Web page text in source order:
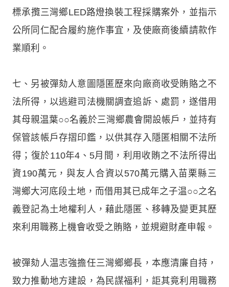
標承攬三灣鄉LED路燈換裝工程採購案外，並指示
公所同仁配合履約施作事宜，及使廠商後續請款作
業順利。
七、另被彈劾人意圖隱匿歷來向廠商收受賄賂之不
法所得，以逃避司法機關調查追訴、處罰，遂借用
其母親温葉○○名義於三灣鄉農會開設帳戶，並持有
保管該帳戶存摺印鑑，以供其存入隱匿相關不法所
得；復於110年4、5月間，利用收賄之不法所得出
資190萬元，與友人合資以570萬元購入苗栗縣三
灣鄉大河底段土地，而借用其已成年之子温○○之名
義登記為土地權利人，藉此隱匿、移轉及變更其歷
來利用職務上機會收受之賄賂，並規避財產申報。
被彈劾人温志強擔任三灣鄉鄉長，本應清廉自持，
致力推動地方建設，為民謀福利，詎其竟利用職務